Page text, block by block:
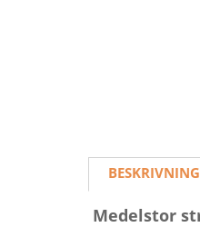
BESKRIVNING
Medelstor